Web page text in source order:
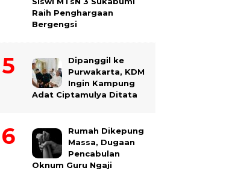
Raih Penghargaan
Bergengsi
Dipanggil ke
Purwakarta, KDM
Ingin Kampung
Adat Ciptamulya Ditata
Rumah Dikepung
Massa, Dugaan
Pencabulan
Oknum Guru Ngaji